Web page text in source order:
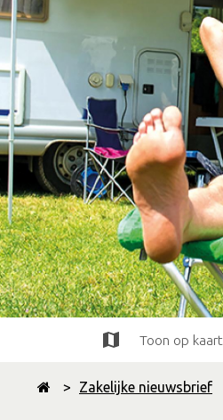
> Zakelijke nieuwsbrief
Toon op kaart